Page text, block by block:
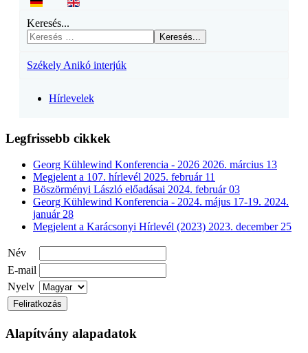
Keresés...
Keresés...
Székely Anikó interjúk
Hírlevelek
Legfrissebb cikkek
Georg Kühlewind Konferencia - 2026 2026. március 13
Megjelent a 107. hírlevél 2025. február 11
Böszörményi László előadásai 2024. február 03
Georg Kühlewind Konferencia - 2024. május 17-19. 2024.
január 28
Megjelent a Karácsonyi Hírlevél (2023) 2023. december 25
Név
E-mail
Nyelv
Alapítvány alapadatok